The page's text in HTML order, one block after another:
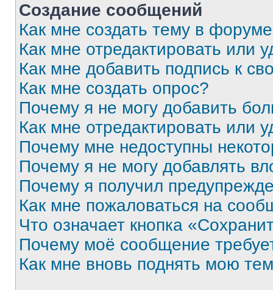
Создание сообщений
Как мне создать тему в
Как мне отредактировать или
Как мне добавить подпись к
Как мне создать опрос?
Почему я не могу добавить
Как мне отредактировать или
Почему мне недоступны
Почему я не могу добавлять
Почему я получил
Как мне пожаловаться на
Что означает кнопка
Почему моё сообщение
Как мне вновь поднять мою